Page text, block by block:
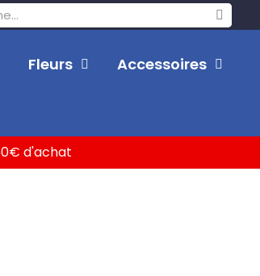
Fleurs
Accessoires
d'achat